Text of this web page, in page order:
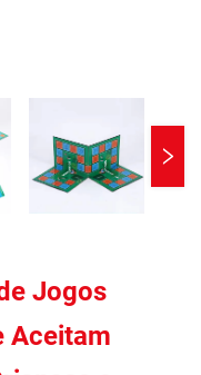
Jogos
Aceitam